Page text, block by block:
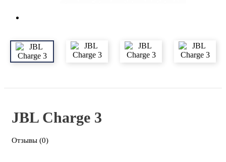
JBL Charge 3
Отзывы (0)